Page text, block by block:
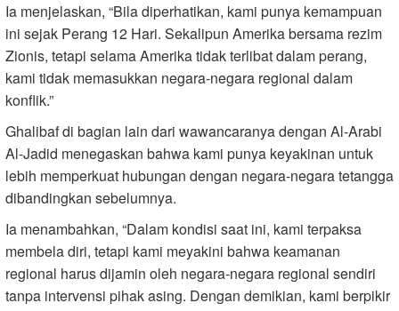
Ia menjelaskan, “Bila diperhatikan, kami punya kemampuan
ini sejak Perang 12 Hari. Sekalipun Amerika bersama rezim
Zionis, tetapi selama Amerika tidak terlibat dalam perang,
kami tidak memasukkan negara-negara regional dalam
konflik.”
Ghalibaf di bagian lain dari wawancaranya dengan Al-Arabi
Al-Jadid menegaskan bahwa kami punya keyakinan untuk
lebih memperkuat hubungan dengan negara-negara tetangga
dibandingkan sebelumnya.
Ia menambahkan, “Dalam kondisi saat ini, kami terpaksa
membela diri, tetapi kami meyakini bahwa keamanan
regional harus dijamin oleh negara-negara regional sendiri
tanpa intervensi pihak asing. Dengan demikian, kami berpikir